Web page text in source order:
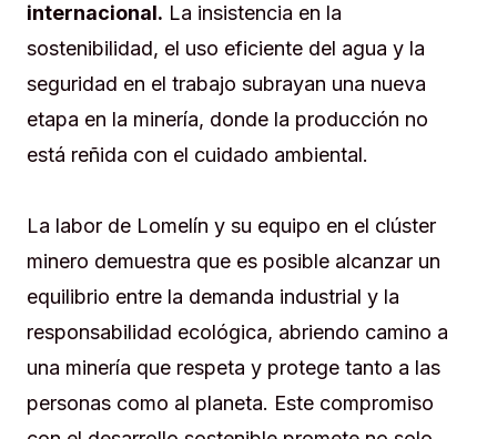
internacional. La insistencia en la
sostenibilidad, el uso eficiente del agua y la
seguridad en el trabajo subrayan una nueva
etapa en la minería, donde la producción no
está reñida con el cuidado ambiental.
La labor de Lomelín y su equipo en el clúster
minero demuestra que es posible alcanzar un
equilibrio entre la demanda industrial y la
responsabilidad ecológica, abriendo camino a
una minería que respeta y protege tanto a las
personas como al planeta. Este compromiso